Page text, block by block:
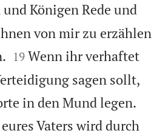
Königen Rede und
von mir zu erzählen

19 Wenn ihr verhaftet
sagen sollt,
in den Mund legen.
Vaters wird durch